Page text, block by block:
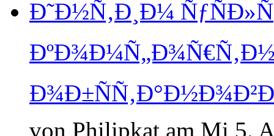
Ð˜Ð½Ñ‚Ð¸Ð¼
von Philipkat am Mi 5.